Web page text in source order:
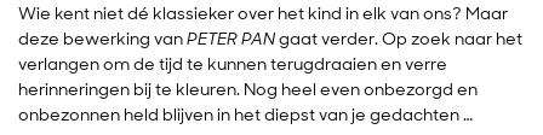
Wie kent niet dé klassieker over het kind in elk van ons? Maar
deze bewerking vanPETER PANgaat verder. Op zoek naar het
verlangen om de tijd te kunnen terugdraaien en verre
herinneringen bij te kleuren. Nog heel even onbezorgd en
onbezonnen held blijven in het diepst van je gedachten …